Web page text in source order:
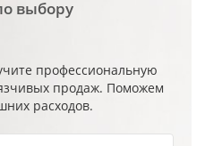
выбору
профессиональную
продаж. Поможем
расходов.